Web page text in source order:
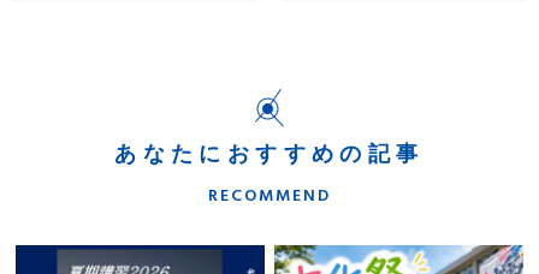
あなたにおすすめの記事
RECOMMEND